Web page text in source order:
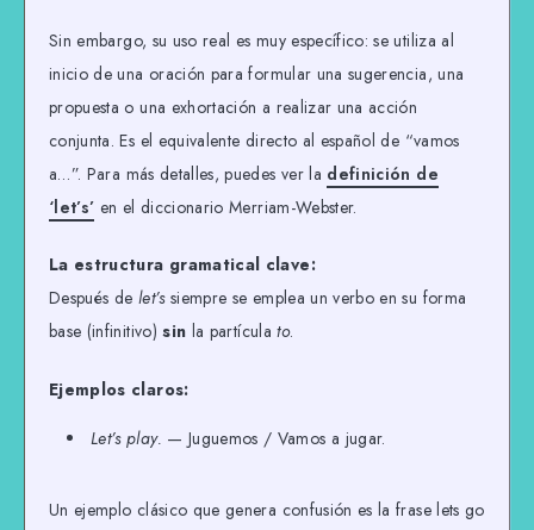
Sin embargo, su uso real es muy específico: se utiliza al
inicio de una oración para formular una sugerencia, una
propuesta o una exhortación a realizar una acción
conjunta. Es el equivalente directo al español de “vamos
a…”. Para más detalles, puedes ver la definición de
‘let’s’ en el diccionario Merriam-Webster.
La estructura gramatical clave:
Después de let’ssiempre se emplea un verbo en su forma
base (infinitivo)sin la partículato.
Ejemplos claros:
Let’s play. — Juguemos / Vamos a jugar.
Un ejemplo clásico que genera confusión es la frase lets go